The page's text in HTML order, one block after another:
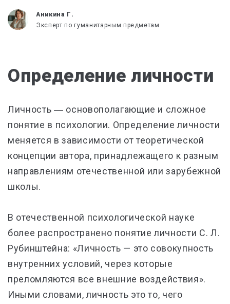
Аникина Г.
Эксперт по гуманитарным предметам
Определение личности
Личность ― основополагающие и сложное
понятие в психологии. Определение личности
меняется в зависимости от теоретической
концепции автора, принадлежащего к разным
направлениям отечественной или зарубежной
школы.
В отечественной психологической науке
более распространено понятие личности С. Л.
Рубинштейна: «Личность — это совокупность
внутренних условий, через которые
преломляются все внешние воздействия».
Иными словами, личность это то, чего